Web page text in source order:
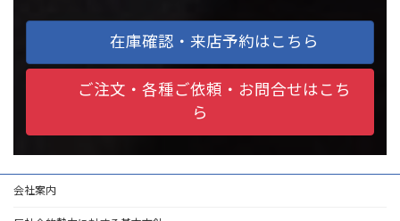
在庫確認・来店予約はこちら
ご注文・各種ご依頼・お問合せはこち
ら
会社案内